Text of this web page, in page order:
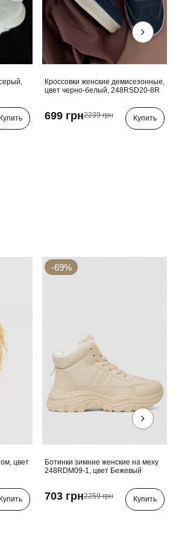
Купить
Кроссовки женские демисезонные,
цвет черно-белый, 248RSD20-8R
699 грн2239 грн Купить
цвет
Купить
-69%
Ботинки зимние женские на меху
248RDM09-1, цвет Бежевый
703 грн2259 грн Купить